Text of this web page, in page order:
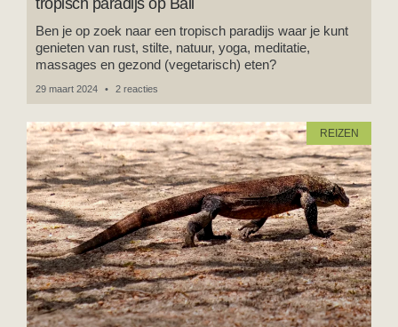
tropisch paradijs op Bali
Ben je op zoek naar een tropisch paradijs waar je kunt
genieten van rust, stilte, natuur, yoga, meditatie,
massages en gezond (vegetarisch) eten?
29 maart 2024 2 reacties
REIZEN